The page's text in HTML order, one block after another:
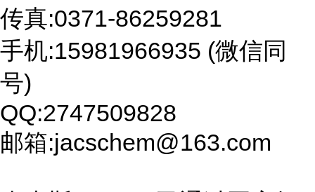
传真:0371-86259281
手机:15981966935 (微信同
号)
QQ:2747509828
邮箱:jacschem@163.com